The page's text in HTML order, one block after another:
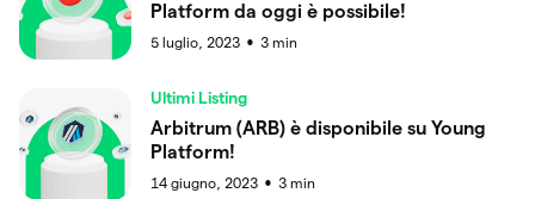
Platform da oggi è possibile!
5 luglio, 2023 ● 3 min
Ultimi Listing
Arbitrum (ARB) è disponibile su Young
Platform!
14 giugno, 2023 ● 3 min